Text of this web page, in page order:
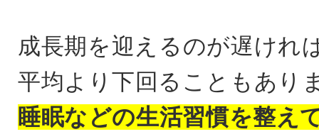
成長期を迎えるのが遅けれ
平均より下回ることもあり
睡眠などの生活習慣を整え